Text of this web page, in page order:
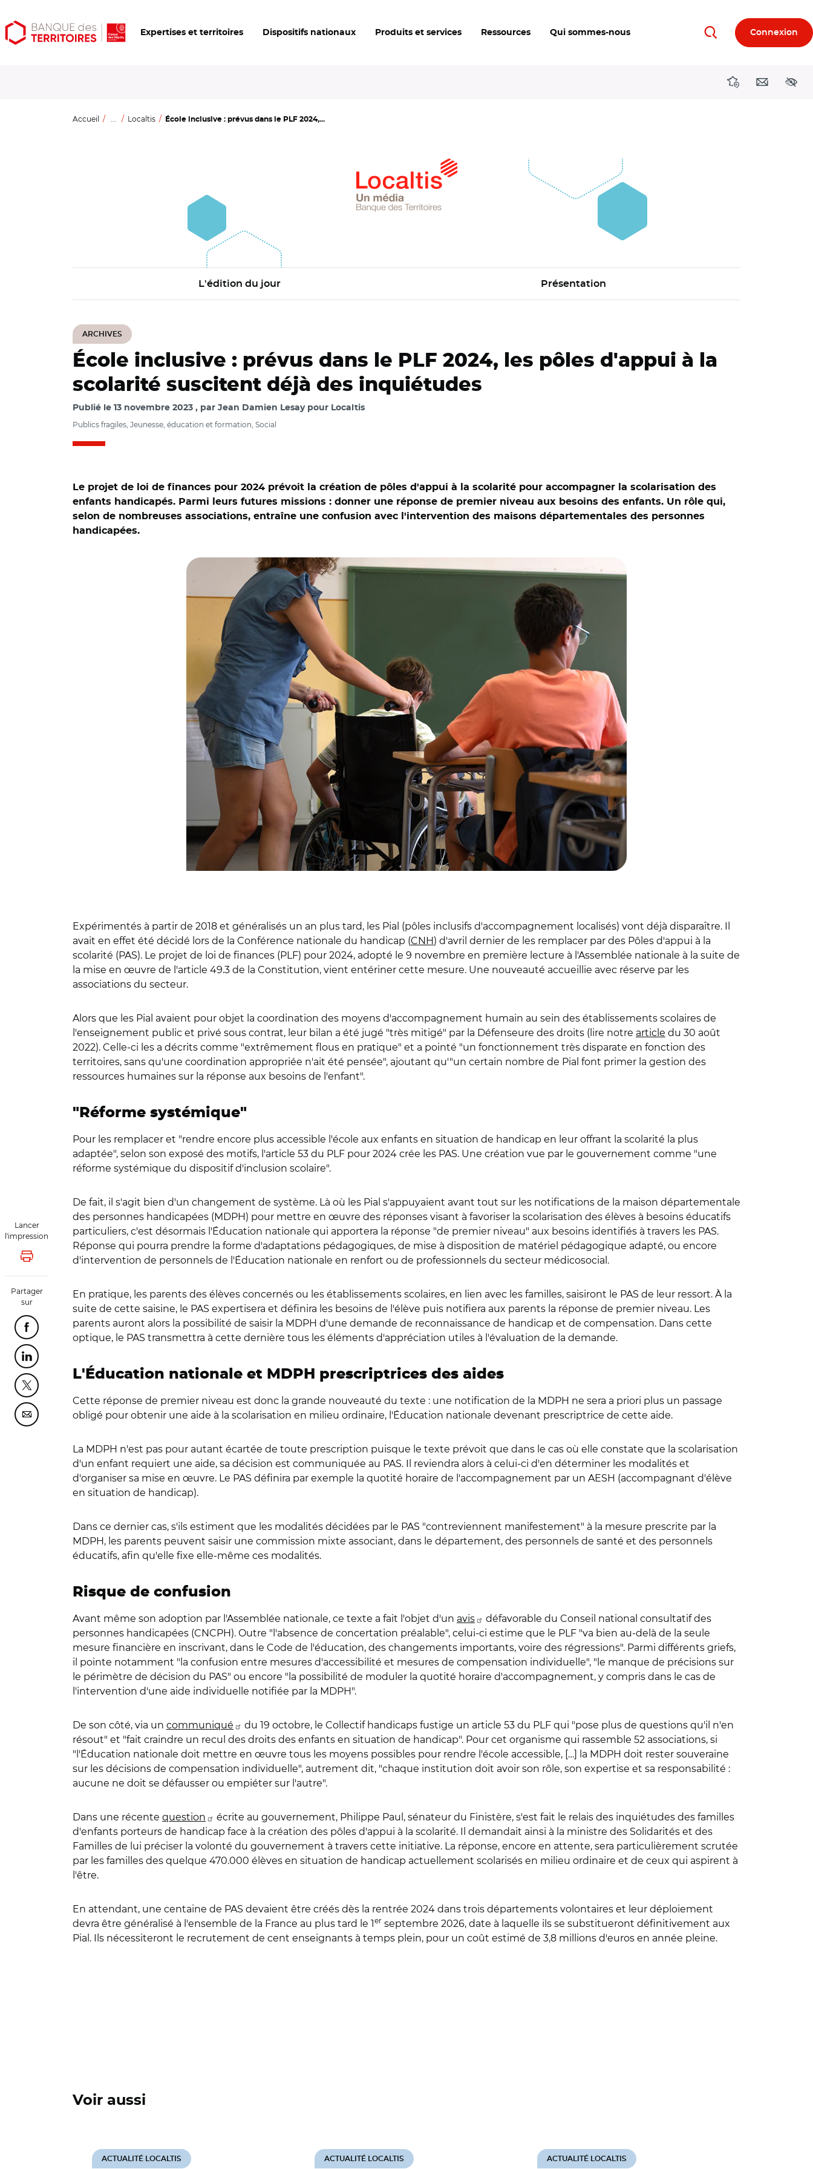
Aller
au
Aller
au
Ouvrir
les
Expertises et territoires Dispositifs nationaux Produits et services Ressources Qui sommes-nous RechercherConnexion
DirectionsContact
Accueil ... Localtis École inclusive : prévus dans le PLF 2024,...
L'édition du jour Présentation
ARCHIVES
Lancer
l'impression
Lancer l'impression
Partager
sur
Partager cette page sur Facebook
Partager cette page sur Linkedin
Partager cette page sur Twitter
Partager cette page sur Courriel
École inclusive : prévus dans le PLF 2024, les pôles d'appui à la
scolarité suscitent déjà des inquiétudes
Publié le 13 novembre 2023 par Jean Damien Lesay pour Localtis
Publics fragiles, Jeunesse, éducation et formation, Social
Le projet de loi de finances pour 2024 prévoit la création de pôles d'appui à la scolarité pour accompagner la scolarisation des
enfants handicapés. Parmi leurs futures missions : donner une réponse de premier niveau aux besoins des enfants. Un rôle qui,
selon de nombreuses associations, entraîne une confusion avec l'intervention des maisons départementales des personnes
handicapées.
Expérimentés à partir de 2018 et généralisés un an plus tard, les Pial (pôles inclusifs d'accompagnement localisés) vont déjà disparaître. Il
avait en effet été décidé lors de la Conférence nationale du handicap (CNH) d'avril dernier de les remplacer par des Pôles d'appui à la
scolarité (PAS). Le projet de loi de finances (PLF) pour 2024, adopté le 9 novembre en première lecture à l'Assemblée nationale à la suite de
la mise en œuvre de l'article 49.3 de la Constitution, vient entériner cette mesure. Une nouveauté accueillie avec réserve par les
associations du secteur.
Alors que les Pial avaient pour objet la coordination des moyens d'accompagnement humain au sein des établissements scolaires de
l'enseignement public et privé sous contrat, leur bilan a été jugé "très mitigé" par la Défenseure des droits (lire notre article du 30 août
2022). Celle-ci les a décrits comme "extrêmement flous en pratique" et a pointé "un fonctionnement très disparate en fonction des
territoires, sans qu'une coordination appropriée n'ait été pensée", ajoutant qu'"un certain nombre de Pial font primer la gestion des
ressources humaines sur la réponse aux besoins de l'enfant".
"Réforme systémique"
Pour les remplacer et "rendre encore plus accessible l'école aux enfants en situation de handicap en leur offrant la scolarité la plus
adaptée", selon son exposé des motifs, l'article 53 du PLF pour 2024 crée les PAS. Une création vue par le gouvernement comme "une
réforme systémique du dispositif d'inclusion scolaire".
De fait, il s'agit bien d'un changement de système. Là où les Pial s'appuyaient avant tout sur les notifications de la maison départementale
des personnes handicapées (MDPH) pour mettre en œuvre des réponses visant à favoriser la scolarisation des élèves à besoins éducatifs
particuliers, c'est désormais l'Éducation nationale qui apportera la réponse "de premier niveau" aux besoins identifiés à travers les PAS.
Réponse qui pourra prendre la forme d'adaptations pédagogiques, de mise à disposition de matériel pédagogique adapté, ou encore
d'intervention de personnels de l'Éducation nationale en renfort ou de professionnels du secteur médicosocial.
En pratique, les parents des élèves concernés ou les établissements scolaires, en lien avec les familles, saisiront le PAS de leur ressort. À la
suite de cette saisine, le PAS expertisera et définira les besoins de l'élève puis notifiera aux parents la réponse de premier niveau. Les
parents auront alors la possibilité de saisir la MDPH d'une demande de reconnaissance de handicap et de compensation. Dans cette
optique, le PAS transmettra à cette dernière tous les éléments d'appréciation utiles à l'évaluation de la demande.
L'Éducation nationale et MDPH prescriptrices des aides
Cette réponse de premier niveau est donc la grande nouveauté du texte : une notification de la MDPH ne sera a priori plus un passage
obligé pour obtenir une aide à la scolarisation en milieu ordinaire, l'Éducation nationale devenant prescriptrice de cette aide.
La MDPH n'est pas pour autant écartée de toute prescription puisque le texte prévoit que dans le cas où elle constate que la scolarisation
d'un enfant requiert une aide, sa décision est communiquée au PAS. Il reviendra alors à celui-ci d'en déterminer les modalités et
d'organiser sa mise en œuvre. Le PAS définira par exemple la quotité horaire de l'accompagnement par un AESH (accompagnant d'élève
en situation de handicap).
Dans ce dernier cas, s'ils estiment que les modalités décidées par le PAS "contreviennent manifestement" à la mesure prescrite par la
MDPH, les parents peuvent saisir une commission mixte associant, dans le département, des personnels de santé et des personnels
éducatifs, afin qu'elle fixe elle‑même ces modalités.
Risque de confusion
Avant même son adoption par l'Assemblée nationale, ce texte a fait l'objet d'un avis
défavorable du Conseil national consultatif des
personnes handicapées (CNCPH). Outre "l'absence de concertation préalable", celui-ci estime que le PLF "va bien au-delà de la seule
mesure financière en inscrivant, dans le Code de l'éducation, des changements importants, voire des régressions". Parmi différents griefs,
il pointe notamment "la confusion entre mesures d'accessibilité et mesures de compensation individuelle", "le manque de précisions sur
le périmètre de décision du PAS" ou encore "la possibilité de moduler la quotité horaire d'accompagnement, y compris dans le cas de
l'intervention d'une aide individuelle notifiée par la MDPH".
De son côté, via un communiqué
du 19 octobre, le Collectif handicaps fustige un article 53 du PLF qui "pose plus de questions qu'il n'en
résout" et "fait craindre un recul des droits des enfants en situation de handicap". Pour cet organisme qui rassemble 52 associations, si
"l'Éducation nationale doit mettre en œuvre tous les moyens possibles pour rendre l'école accessible, […] la MDPH doit rester souveraine
sur les décisions de compensation individuelle", autrement dit, "chaque institution doit avoir son rôle, son expertise et sa responsabilité :
aucune ne doit se défausser ou empiéter sur l'autre".
Dans une récente question
écrite au gouvernement, Philippe Paul, sénateur du Finistère, s'est fait le relais des inquiétudes des familles
d'enfants porteurs de handicap face à la création des pôles d'appui à la scolarité. Il demandait ainsi à la ministre des Solidarités et des
Familles de lui préciser la volonté du gouvernement à travers cette initiative. La réponse, encore en attente, sera particulièrement scrutée
par les familles des quelque 470.000 élèves en situation de handicap actuellement scolarisés en milieu ordinaire et de ceux qui aspirent à
l'être.
En attendant, une centaine de PAS devaient être créés dès la rentrée 2024 dans trois départements volontaires et leur déploiement
devra être généralisé à l'ensemble de la France au plus tard le 1er septembre 2026, date à laquelle ils se substitueront définitivement aux
Pial. Ils nécessiteront le recrutement de cent enseignants à temps plein, pour un coût estimé de 3,8 millions d'euros en année pleine.
Voir aussi
ACTUALITÉ LOCALTIS ACTUALITÉ LOCALTIS ACTUALITÉ LOCALTIS